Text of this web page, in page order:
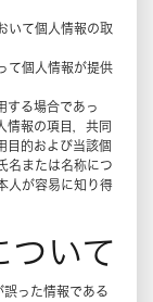
いて個人情報の取
て個人情報が提供
する場合であっ
情報の項目，共同
目的および当該個
名または名称につ
人が容易に知り得
ついて
誤った情報である